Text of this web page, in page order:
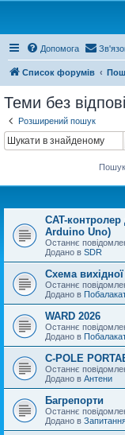
Допомога
Список форумів
Теми без
Розширений пошук
Пошук
CAT-
Arduino Uno)
Останнє
Додано в SDR
Схема вихідної
Останнє
Додано в
WARD 2026
Останнє
Додано в
C-POLE
Останнє
Додано в Антени
Багрепорти
Останнє
Додано в